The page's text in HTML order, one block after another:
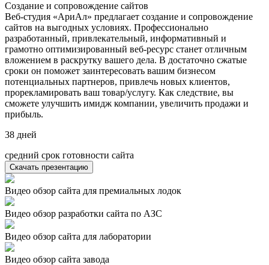
Создание и сопровождение сайтов
Веб-студия «АриАл» предлагает создание и сопровождение
сайтов на выгодных условиях. Профессионально
разработанный, привлекательный, информативный и
грамотно оптимизированный веб-ресурс станет отличным
вложением в раскрутку вашего дела. В достаточно сжатые
сроки он поможет заинтересовать вашим бизнесом
потенциальных партнеров, привлечь новых клиентов,
прорекламировать ваш товар/услугу. Как следствие, вы
сможете улучшить имидж компании, увеличить продажи и
прибыль.
38 дней
средний срок готовности сайта
Скачать презентацию
Видео обзор сайта для премиальных лодок
Видео обзор разработки сайта по АЗС
Видео обзор сайта для лаборатории
Видео обзор сайта завода